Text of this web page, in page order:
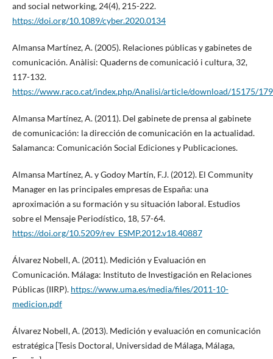
and social networking, 24(4), 215-222.
https://doi.org/10.1089/cyber.2020.0134
Almansa Martínez, A. (2005). Relaciones públicas y gabinetes de
comunicación. Anàlisi: Quaderns de comunicació i cultura, 32,
117-132.
https://www.raco.cat/index.php/Analisi/article/download/15175/
Almansa Martínez, A. (2011). Del gabinete de prensa al gabinete
de comunicación: la dirección de comunicación en la actualidad.
Salamanca: Comunicación Social Ediciones y Publicaciones.
Almansa Martínez, A. y Godoy Martín, F.J. (2012). El Community
Manager en las principales empresas de España: una
aproximación a su formación y su situación laboral. Estudios
sobre el Mensaje Periodístico, 18, 57-64.
https://doi.org/10.5209/rev_ESMP.2012.v18.40887
Álvarez Nobell, A. (2011). Medición y Evaluación en
Comunicación. Málaga: Instituto de Investigación en Relaciones
Públicas (IIRP). https://www.uma.es/media/files/2011-10-
medicion.pdf
Álvarez Nobell, A. (2013). Medición y evaluación en comunicación
estratégica [Tesis Doctoral, Universidad de Málaga, Málaga,